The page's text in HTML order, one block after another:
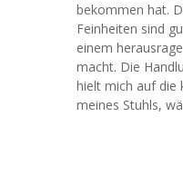
bekommen hat.
Feinheiten sind
einem
macht. Die
hielt mich auf die
meines Stuhls,